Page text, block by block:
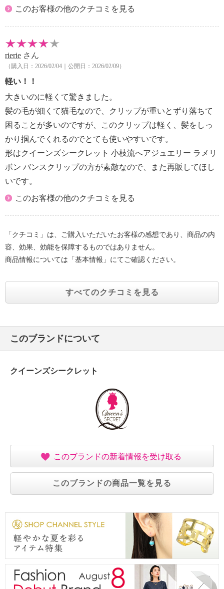
このお客様の他のクチコミを見る
rierie さん
（購入日：2026/02/04｜公開日：2026/02/09）
軽い！！
大きいのに軽くて驚きました。
髪の毛が細くて猫毛なので、クリップが重いとずり落ちて
困ることが多いのですが、このクリップは軽く、髪をしっ
かり掴んでくれるのでとても使いやすいです。
形はクイーンズシークレット 小枝流へアジュエリー ラメリ
ボン バンスクリップの方が素敵なので、また再販してほし
いです。
このお客様の他のクチコミを見る
「クチコミ」は、ご購入いただいたお客様の感想であり、商品の内
容、効果、効能を保障するものではありません。
商品情報については「基本情報」にてご確認ください。
すべてのクチコミを見る
このブランドについて
クイーンズシークレット
このブランドの新着情報を受け取る
このブランドの商品一覧を見る